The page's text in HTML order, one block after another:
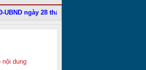
ngày 28 tháng 11 năm 2024
nội dung